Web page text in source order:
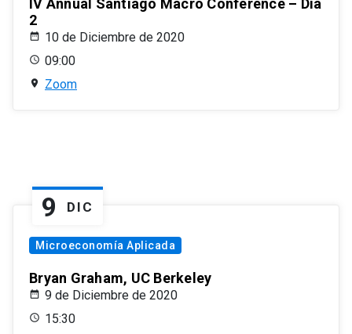
IV Annual Santiago Macro Conference – Día
2
10 de Diciembre de 2020
09:00
Zoom
9 DIC
Microeconomía Aplicada
Bryan Graham, UC Berkeley
9 de Diciembre de 2020
15:30